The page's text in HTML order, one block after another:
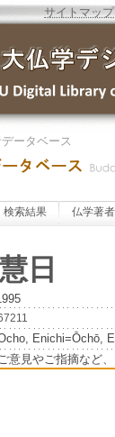
サイトマップ
ータベース
検索結果 仏学著
日
Enichi=Ōchō,
意見やご指摘など